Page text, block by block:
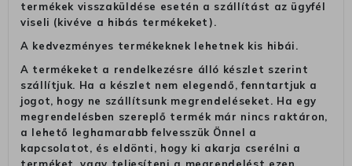
termékek visszaküldése esetén a szállítást az ügyfél
viseli (kivéve a hibás termékeket).
A kedvezményes termékeknek lehetnek kis hibái.
A termékeket a rendelkezésre álló készlet szerint
szállítjuk. Ha a készlet nem elegendő, fenntartjuk a
jogot, hogy ne szállítsunk megrendeléseket. Ha egy
megrendelésben szereplő termék már nincs raktáron,
a lehető leghamarabb felvesszük Önnel a
kapcsolatot, és eldönti, hogy ki akarja cserélni a